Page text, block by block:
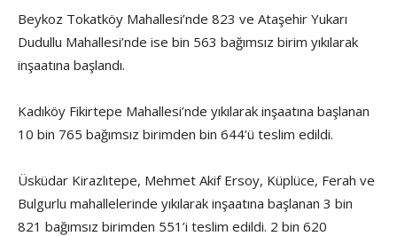
Beykoz Tokatköy Mahallesi’nde 823 ve Ataşehir Yukarı
Dudullu Mahallesi’nde ise bin 563 bağımsız birim yıkılarak
inşaatına başlandı.
Kadıköy Fikirtepe Mahallesi’nde yıkılarak inşaatına başlanan
10 bin 765 bağımsız birimden bin 644’ü teslim edildi.
Üsküdar Kirazlıtepe, Mehmet Akif Ersoy, Küplüce, Ferah ve
Bulgurlu mahallelerinde yıkılarak inşaatına başlanan 3 bin
821 bağımsız birimden 551’i teslim edildi. 2 bin 620